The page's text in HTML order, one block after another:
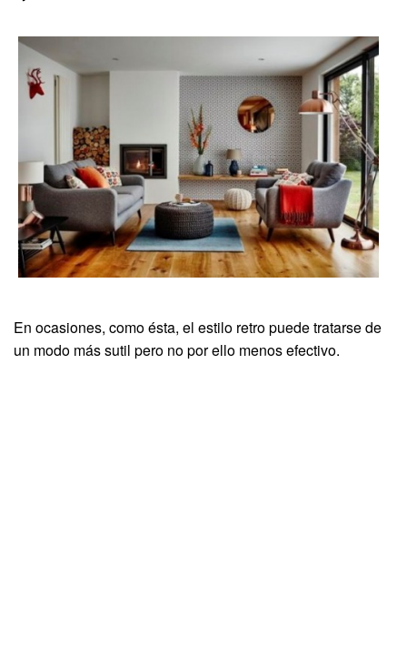
En ocasiones, como ésta, el estilo retro puede tratarse de
un modo más sutil pero no por ello menos efectivo.